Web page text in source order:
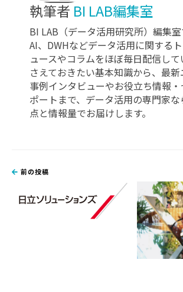
執筆者 BI LAB編集室
BI LAB（データ活用研究所）編集室
AI、DWHなどデータ活用に関する
ュースやコラムをほぼ毎日配信して
さえておきたい基本知識から、最新
事例インタビューやお役立ち情報
ポートまで、データ活用の専門家
点と情報量でお届けします。
前の投稿